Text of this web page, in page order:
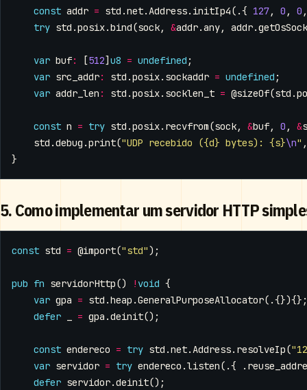
const addr = std .net.Address. initIp4(.{ 127, 0 , 0 ,
try std .posix.bind(sock, &addr.any, addr.
var buf: [512] u8 = undefined ;
var src_addr: std .posix. sockaddr = undefined ;
var addr_len : std .posix. socklen_t = @sizeOf(std .
const n = try std .posix. recvfrom(sock, &buf, 0 , &
std .debug .print("UDP recebido ({d} bytes): {s}\n" ,
}
5. Como implementar um servidor HTTP
const std = @import("std" );
pub fn servidorHttp() ! void {
var gpa = std .heap .GeneralPurposeAllocator(.{}){};
defer
= gpa .deinit();
const endereco = try std .net.Address. resolveIp(
var servidor = try endereco .listen(.{ .
defer servidor.deinit();